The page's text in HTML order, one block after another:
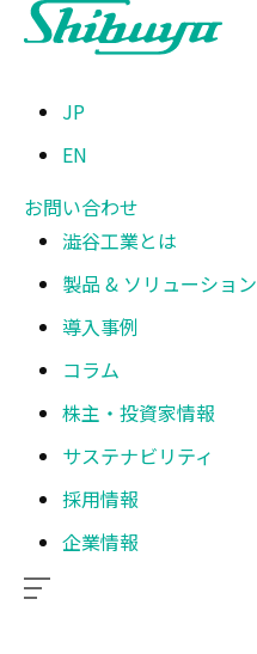
JP
EN
お問い合わせ
澁谷工業とは
製品 & ソリューション
導入事例
コラム
株主・投資家情報
サステナビリティ
採用情報
企業情報